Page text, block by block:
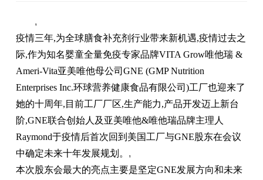
,
疫情三年,为全球膳食补充剂行业带来新机遇,疫情过去之
际,作为知名婴童全量免疫专家品牌VITA Grow唯他瑞 &
Ameri-Vita亚美唯他母公司GNE (GMP Nutrition
Enterprises Inc.环球营养健康⻝品有限公司)工厂也迎来了
她的十周年,目前工厂厂区,生产能力,产品开发迈上新台
阶,GNE联合创始人及亚美唯他&唯他瑞品牌主理人
Raymond于疫情后首次回到美国工厂与GNE股东在会议
中确定未来十年发展规划。 ,
本次股东会最大的亮点主要是坚定GNE发展方向和未来